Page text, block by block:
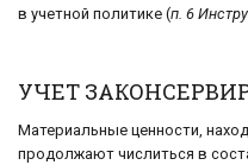
в учетной политике (п. 6
УЧЕТ
Материальные ценности,
продолжают числиться в